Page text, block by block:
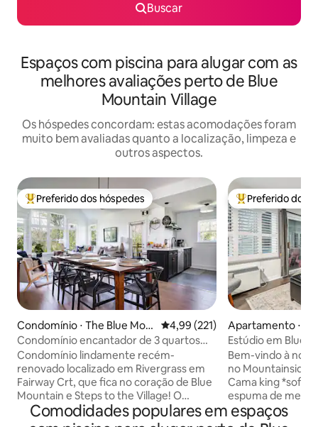
Buscar
Espaços com piscina para alugar com as
melhores avaliações perto de Blue
Mountain Village
Os hóspedes concordam: estas acomodações foram
muito bem avaliadas quanto a localização, limpeza e
outros aspectos.
Entre os melhores preferidos dos hóspedes
Preferido dos hóspedes
Condomínio ⋅ The Blue Mou
ntains
4,99 de uma avaliação média de
4,99 (221)
Condomínio encantador de 3 quartos
com vista deslumbrante e piscina
Condomínio lindamente recém-
renovado localizado em Rivergrass em
Fairway Crt, que fica no coração de Blue
Mountain e Steps to the Village! O
condomínio possui 3 quartos(uma cama
king size, duas camas queen size e duas
Entre os
Preferido dos
Apartamento ⋅
untains
Estúdio em Blue-
KingBed/Piscina/
Bem-vindo à
no Mountainside
Cama king *sofá-
espuma de
*SMART TV, WI-
velocidade e TV
Comodidades populares em espaços